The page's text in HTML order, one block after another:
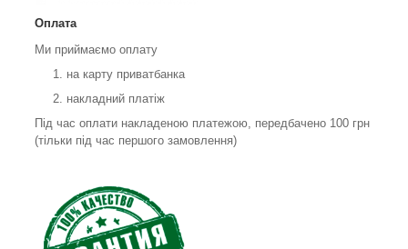
Оплата
Ми приймаємо оплату
на карту приватбанка
накладний платіж
Під час оплати накладеною платежою, передбачено 100 грн
(тільки під час першого замовлення)